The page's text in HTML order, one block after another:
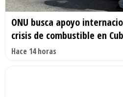
ONU busca apoyo
crisis de combustible en
Hace 14 horas